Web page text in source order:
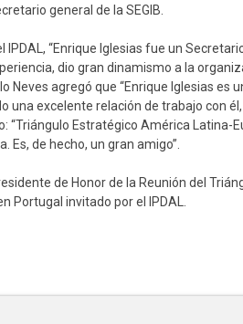
general de la SEGIB.
IPDAL, “Enrique Iglesias fue un
dio gran dinamismo a la
Neves agregó que “Enrique Iglesias es
una excelente relación de trabajo con
“Triángulo Estratégico América Latina-
Es, de hecho, un gran amigo”.
de Honor de la Reunión del
Portugal invitado por el IPDAL.